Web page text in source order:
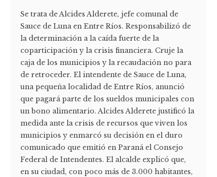
Se trata de Alcides Alderete, jefe comunal de
Sauce de Luna en Entre Ríos. Responsabilizó de
la determinación a la caída fuerte de la
coparticipación y la crisis financiera. Cruje la
caja de los municipios y la recaudación no para
de retroceder. El intendente de Sauce de Luna,
una pequeña localidad de Entre Ríos, anunció
que pagará parte de los sueldos municipales con
un bono alimentario. Alcides Alderete justificó la
medida ante la crisis de recursos que viven los
municipios y enmarcó su decisión en el duro
comunicado que emitió en Paraná el Consejo
Federal de Intendentes. El alcalde explicó que,
en su ciudad, con poco más de 3.000 habitantes,